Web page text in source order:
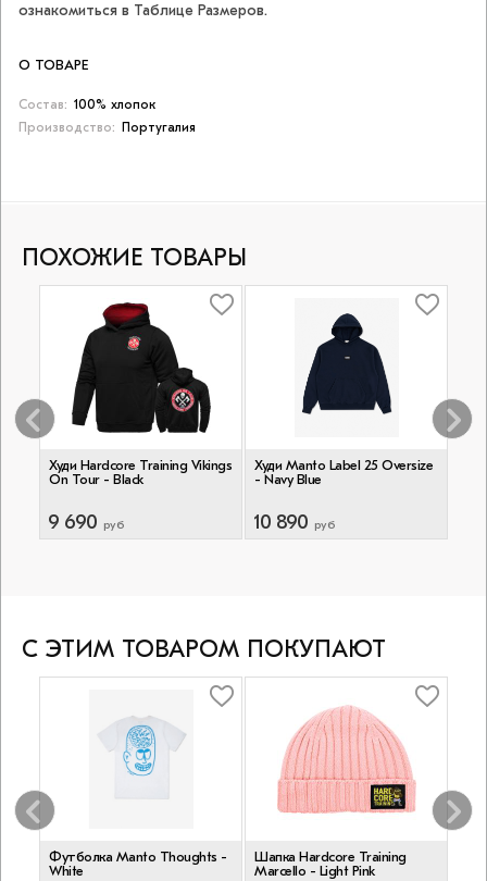
ознакомиться в Таблице Размеров.
О ТОВАРЕ
Состав: 100% хлопок
Производство:
Португалия
ПОХОЖИЕ ТОВАРЫ
Худи Hardcore Training Vikings
On Tour - Black
9 690 руб
Худи Manto Label 25 Oversize
- Navy Blue
10 890 руб
С ЭТИМ ТОВАРОМ ПОКУПАЮТ
Футболка Manto Thoughts -
White
Шапка Hardcore Training
Marcello - Light Pink